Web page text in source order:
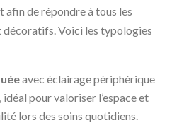
afin de répondre à tous les
décoratifs. Voici les typologies
avec éclairage périphérique
pour valoriser l’espace et
lors des soins quotidiens.